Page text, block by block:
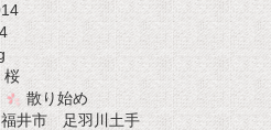
4
桜
散り始め
井市 足羽川土手